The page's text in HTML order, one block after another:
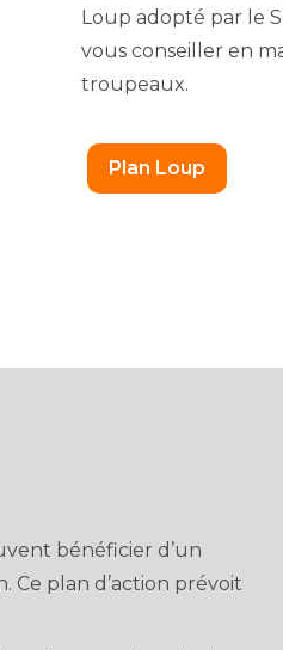
Loup adopté par le
vous conseiller en
troupeaux.
Plan Loup
bénéficier d’un
Ce plan d’action prévoit